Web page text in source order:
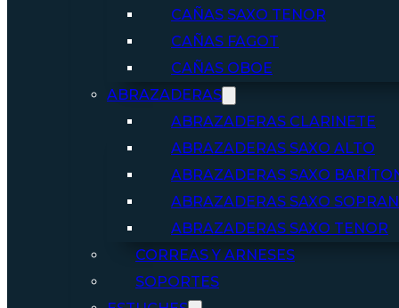
CAÑAS SAXO TENOR
CAÑAS FAGOT
CAÑAS OBOE
ABRAZADERAS
ABRAZADERAS CLARINETE
ABRAZADERAS SAXO ALTO
ABRAZADERAS SAXO
ABRAZADERAS SAXO
ABRAZADERAS SAXO TENOR
CORREAS Y ARNESES
SOPORTES